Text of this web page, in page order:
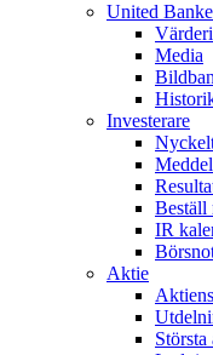
United
Media
Investerare
Beställ
IR
Aktie
Största